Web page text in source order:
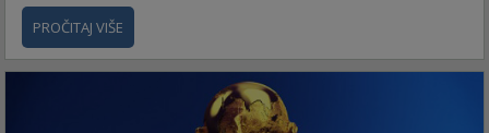
PROČITAJ VIŠE